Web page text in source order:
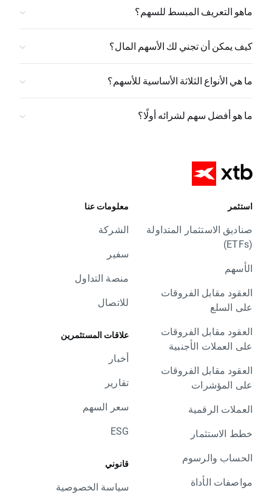
ماهو التعريف المبسط للسهم؟
كيف يمكن أن تجني لك الأسهم المال؟
ما هي الأنواع الثلاثة الأساسية للأسهم؟
ما هو أفضل سهم لشرائه أولًا؟
استثمر
صناديق الاستثمار المتداولة
(ETFs)
الأسهم
العقود مقابل الفروقات
على السلع
العقود مقابل الفروقات
على العملات الأجنبية
العقود مقابل الفروقات
على المؤشرات
العملات الرقمية
خطط الاستثمار
الحساب والرسوم
مواصفات الأداة
معلومات عنا
الشركة
سفير
منصة التداول
للاتصال
علاقات المستثمرين
أخبار
تقارير
سعر السهم
ESG
قانوني
سياسة الخصوصية